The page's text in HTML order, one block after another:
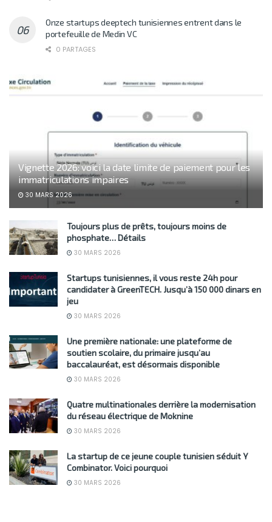
Onze startups deeptech tunisiennes entrent dans le
portefeuille de Medin VC
0 PARTAGES
Vignette 2026: voici la date limite de paiement pour les
immatriculations impaires
30 MARS 2026
Toujours plus de prêts, toujours moins de
phosphate… Détails
30 MARS 2026
Startups tunisiennes, il vous reste 24h pour
candidater à GreenTECH. Jusqu’à 150 000 dinars en
jeu
30 MARS 2026
Une première nationale: une plateforme de
soutien scolaire, du primaire jusqu’au
baccalauréat, est désormais disponible
30 MARS 2026
Quatre multinationales derrière la modernisation
du réseau électrique de Moknine
30 MARS 2026
La startup de ce jeune couple tunisien séduit Y
Combinator. Voici pourquoi
30 MARS 2026